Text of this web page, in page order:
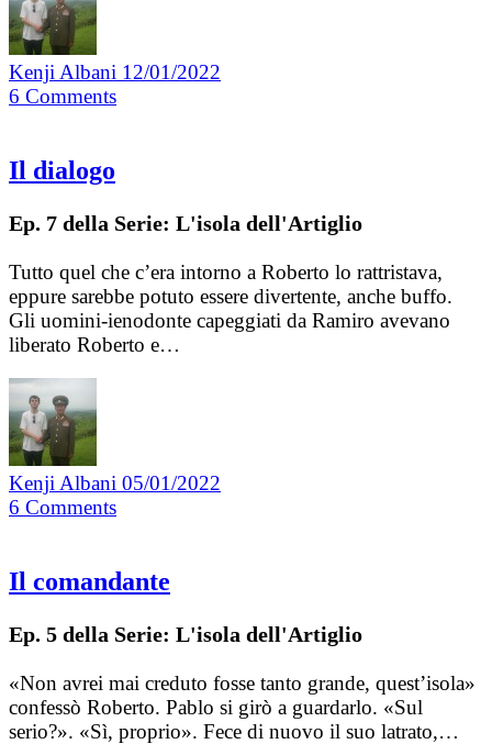
Kenji Albani 12/01/2022
6 Comments
Il dialogo
Ep. 7 della Serie: L'isola dell'Artiglio
Tutto quel che c’era intorno a Roberto lo rattristava,
eppure sarebbe potuto essere divertente, anche buffo.
Gli uomini-ienodonte capeggiati da Ramiro avevano
liberato Roberto e…
Kenji Albani 05/01/2022
6 Comments
Il comandante
Ep. 5 della Serie: L'isola dell'Artiglio
«Non avrei mai creduto fosse tanto grande, quest’isola»
confessò Roberto. Pablo si girò a guardarlo. «Sul
serio?». «Sì, proprio». Fece di nuovo il suo latrato,…